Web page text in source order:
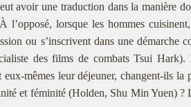
avoir une traduction dans la manière
l’opposé, lorsque les hommes
ou s’inscrivent dans une démarche
des films de combats Tsui Hark).
mêmes leur déjeuner, changent-ils la
et féminité (Holden, Shu Min Yuen) ?